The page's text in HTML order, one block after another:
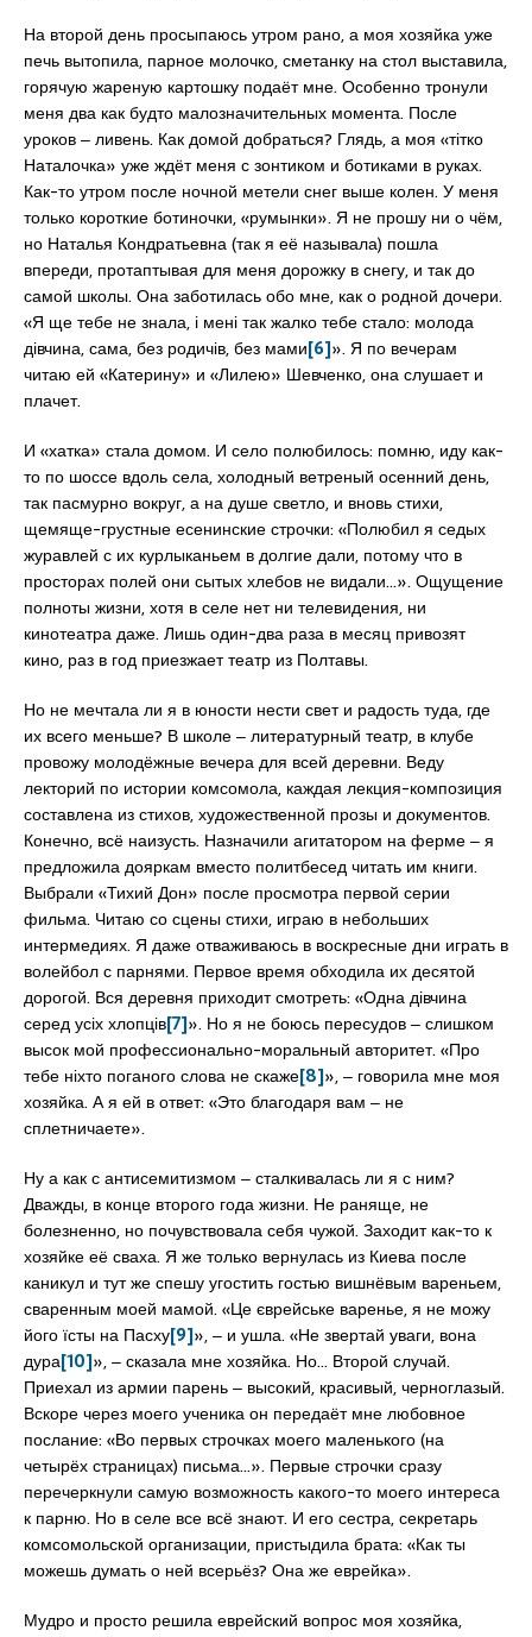
На второй день просыпаюсь утром рано, а моя хозяйка уже
печь вытопила, парное молочко, сметанку на стол выставила,
горячую жареную картошку подаёт мне. Особенно тронули
меня два как будто малозначительных момента. После
уроков ‒ ливень. Как домой добраться? Глядь, а моя «тітко
Наталочка» уже ждёт меня с зонтиком и ботиками в руках.
Как-то утром после ночной метели снег выше колен. У меня
только короткие ботиночки, «румынки». Я не прошу ни о чём,
но Наталья Кондратьевна (так я её называла) пошла
впереди, протаптывая для меня дорожку в снегу, и так до
самой школы. Она заботилась обо мне, как о родной дочери.
«Я ще тебе не знала, і мені так жалко тебе стало: молода
дівчина, сама, без родичів, без мами[6]». Я по вечерам
читаю ей «Катерину» и «Лилею» Шевченко, она слушает и
плачет.
И «хатка» стала домом. И село полюбилось: помню, иду как-
то по шоссе вдоль села, холодный ветреный осенний день,
так пасмурно вокруг, а на душе светло, и вновь стихи,
щемяще-грустные есенинские строчки: «Полюбил я седых
журавлей с их курлыканьем в долгие дали, потому что в
просторах полей они сытых хлебов не видали…». Ощущение
полноты жизни, хотя в селе нет ни телевидения, ни
кинотеатра даже. Лишь один-два раза в месяц привозят
кино, раз в год приезжает театр из Полтавы.
Но не мечтала ли я в юности нести свет и радость туда, где
их всего меньше? В школе ‒ литературный театр, в клубе
провожу молодёжные вечера для всей деревни. Веду
лекторий по истории комсомола, каждая лекция-композиция
составлена из стихов, художественной прозы и документов.
Конечно, всё наизусть. Назначили агитатором на ферме ‒ я
предложила дояркам вместо политбесед читать им книги.
Выбрали «Тихий Дон» после просмотра первой серии
фильма. Читаю со сцены стихи, играю в небольших
интермедиях. Я даже отваживаюсь в воскресные дни играть в
волейбол с парнями. Первое время обходила их десятой
дорогой. Вся деревня приходит смотреть: «Одна дівчина
серед усіх хлопців[7]». Но я не боюсь пересудов ‒ слишком
высок мой профессионально-моральный авторитет. «Про
тебе ніхто поганого слова не скаже[8]», ‒ говорила мне моя
хозяйка. А я ей в ответ: «Это благодаря вам ‒ не
сплетничаете».
Ну а как с антисемитизмом ‒ сталкивалась ли я с ним?
Дважды, в конце второго года жизни. Не раняще, не
болезненно, но почувствовала себя чужой. Заходит как-то к
хозяйке её сваха. Я же только вернулась из Киева после
каникул и тут же спешу угостить гостью вишнёвым вареньем,
сваренным моей мамой. «Це єврейське варенье, я не можу
його їсты на Пасху[9]», ‒ и ушла. «Не звертай уваги, вона
дура[10]», ‒ сказала мне хозяйка. Но… Второй случай.
Приехал из армии парень ‒ высокий, красивый, черноглазый.
Вскоре через моего ученика он передаёт мне любовное
послание: «Во первых строчках моего маленького (на
четырёх страницах) письма…». Первые строчки сразу
перечеркнули самую возможность какого-то моего интереса
к парню. Но в селе все всё знают. И его сестра, секретарь
комсомольской организации, пристыдила брата: «Как ты
можешь думать о ней всерьёз? Она же еврейка».
Мудро и просто решила еврейский вопрос моя хозяйка,